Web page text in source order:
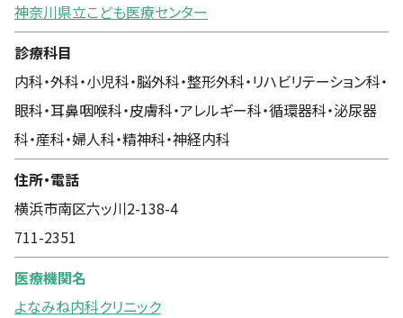
神奈川県立こども医療センター
診療科目
内科・外科・小児科・脳外科・整形外科・リハビリテーション科・
眼科・耳鼻咽喉科・皮膚科・アレルギー科・循環器科・泌尿器
科・産科・婦人科・精神科・神経内科
住所・電話
横浜市南区六ッ川2-138-4
711-2351
医療機関名
よなみね内科クリニック